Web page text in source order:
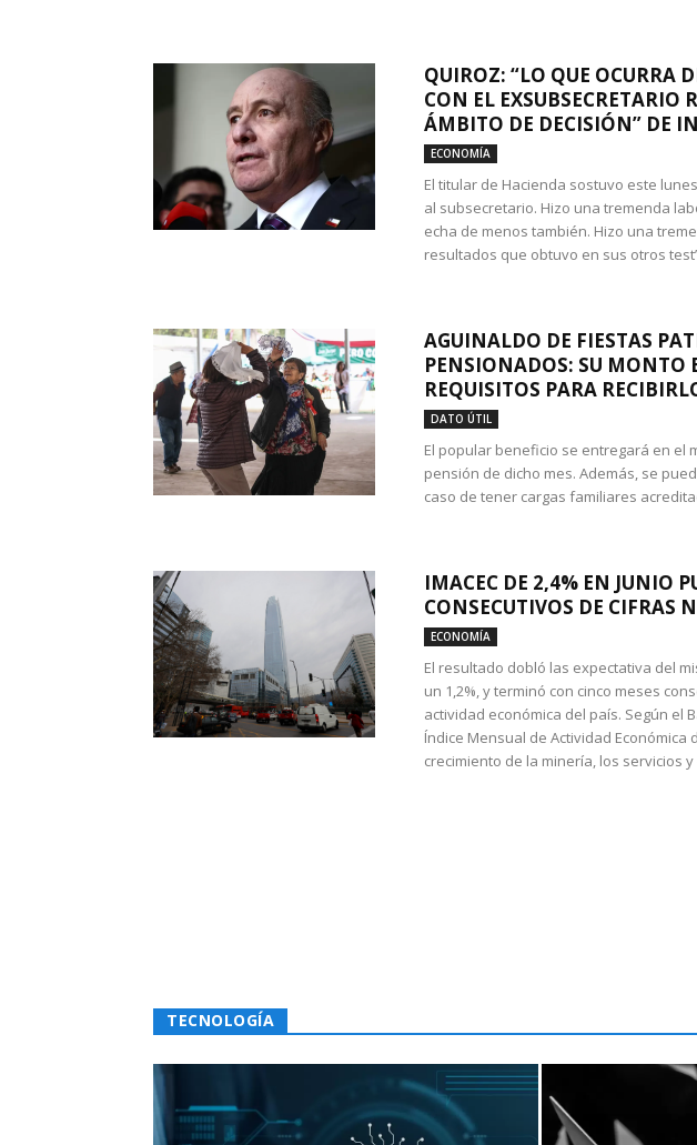
QUIROZ: “LO QUE OCURRA
CON EL EXSUBSECRETARIO
ÁMBITO DE DECISIÓN” DE
ECONOMÍA
El titular de Hacienda sostuvo este
al subsecretario. Hizo una tremenda
echa de menos también. Hizo una
resultados que obtuvo en sus otros
AGUINALDO DE FIESTAS
PENSIONADOS: SU MONTO
REQUISITOS PARA
DATO ÚTIL
El popular beneficio se entregará en el
pensión de dicho mes. Además, se
caso de tener cargas familiares
IMACEC DE 2,4% EN JUNIO
CONSECUTIVOS DE CIFRAS
ECONOMÍA
El resultado dobló las expectativa del
un 1,2%, y terminó con cinco meses
actividad económica del país. Según el
Índice Mensual de Actividad Económica
crecimiento de la minería, los servicios y
TECNOLOGÍA